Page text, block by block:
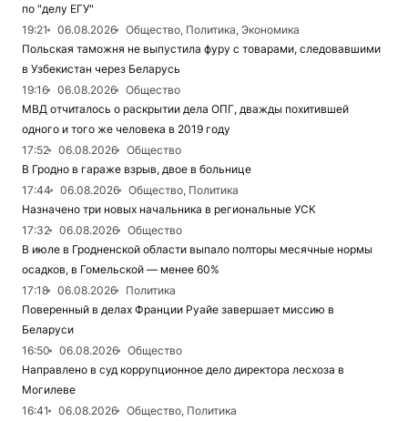
по "делу ЕГУ"
19:21
06.08.2026
Общество, Политика, Экономика
Польская таможня не выпустила фуру с товарами, следовавшими
в Узбекистан через Беларусь
19:16
06.08.2026
Общество
МВД отчиталось о раскрытии дела ОПГ, дважды похитившей
одного и того же человека в 2019 году
17:52
06.08.2026
Общество
В Гродно в гараже взрыв, двое в больнице
17:44
06.08.2026
Общество, Политика
Назначено три новых начальника в региональные УСК
17:32
06.08.2026
Общество
В июле в Гродненской области выпало полторы месячные нормы
осадков, в Гомельской — менее 60%
17:18
06.08.2026
Политика
Поверенный в делах Франции Руайе завершает миссию в
Беларуси
16:50
06.08.2026
Общество
Направлено в суд коррупционное дело директора лесхоза в
Могилеве
16:41
06.08.2026
Общество, Политика